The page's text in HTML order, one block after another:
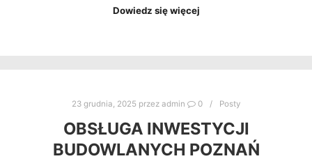
Dowiedz się więcej
23 grudnia, 2025 przez admin 0 Posty
OBSŁUGA INWESTYCJI
BUDOWLANYCH POZNAŃ